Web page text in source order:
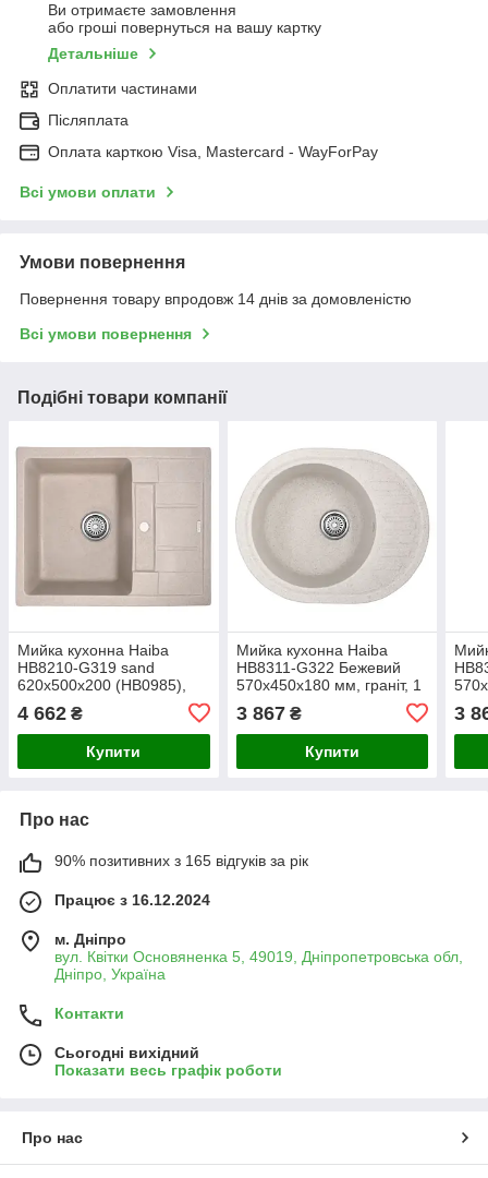
Ви отримаєте замовлення
або гроші повернуться на вашу картку
Детальніше
Оплатити частинами
Післяплата
Оплата карткою Visa, Mastercard - WayForPay
Всі умови оплати
Умови повернення
Повернення товару впродовж 14 днів за домовленістю
Всі умови повернення
Подібні товари компанії
Мийка кухонна Haiba
HB8210-G319 sand
620x500x200 (HB0985),
матова, з крилом для
посуду
4 662 ₴
Купити
Мийка кухонна Haiba
HB8311-G322 Бежевий
570x450x180 мм, граніт, 1
посуду
3 867₴
Купити
3
Про нас
90% позитивних з 165 відгуків за рік
Працює з 16.12.2024
м. Дніпро
вул. Квітки Основяненка 5, 49019, Дніпропетровська обл,
Дніпро, Україна
Контакти
Сьогодні вихідний
Показати весь графік роботи
Про нас